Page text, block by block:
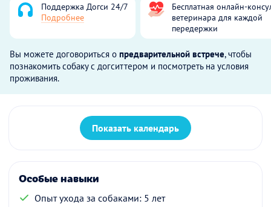
Поддержка Догси 24/7
Подробнее
Бесплатная онлайн-
ветеринара для каждой
передержки
Вы можете договориться о предварительной встрече, чтобы
познакомить собаку с догситтером и посмотреть на условия
проживания.
Показать календарь
Особые навыки
Опыт ухода за собаками: 5 лет